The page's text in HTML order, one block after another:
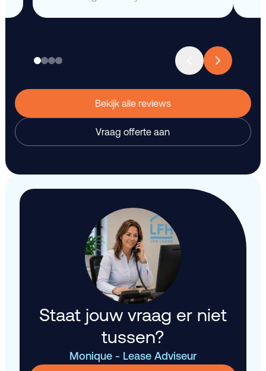
Bekijk alle reviews
Vraag offerte aan
Staat jouw vraag er niet
tussen?
Monique - Lease Adviseur